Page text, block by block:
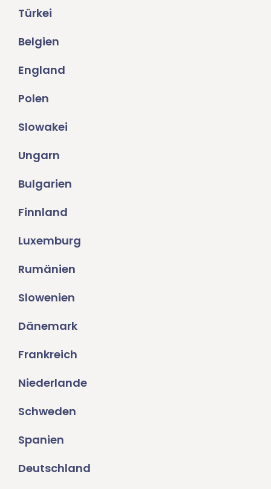
Türkei
Belgien
England
Polen
Slowakei
Ungarn
Bulgarien
Finnland
Luxemburg
Rumänien
Slowenien
Dänemark
Frankreich
Niederlande
Schweden
Spanien
Deutschland